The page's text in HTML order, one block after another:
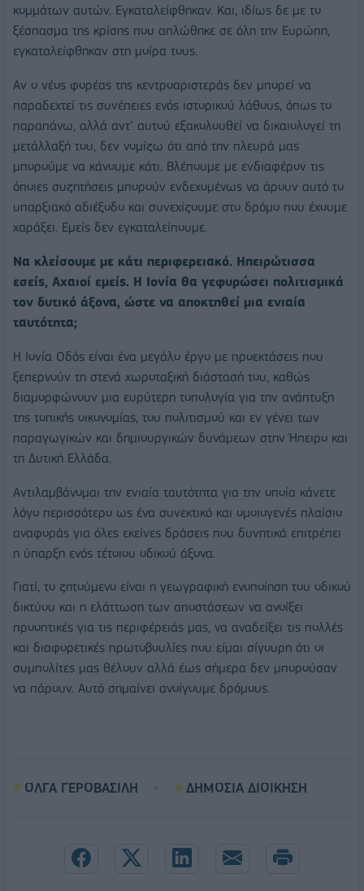
κομμάτων αυτών. Εγκαταλείφθηκαν. Και, ιδίως δε με το
ξέσπασμα της κρίσης που απλώθηκε σε όλη την Ευρώπη,
εγκαταλείφθηκαν στη μοίρα τους.
Αν ο νέος φορέας της κεντροαριστεράς δεν μπορεί να
παραδεχτεί τις συνέπειες ενός ιστορικού λάθους, όπως το
παραπάνω, αλλά αντ’ αυτού εξακολουθεί να δικαιολογεί τη
μετάλλαξή του, δεν νομίζω ότι από την πλευρά μας
μπορούμε να κάνουμε κάτι. Βλέπουμε με ενδιαφέρον τις
όποιες συζητήσεις μπορούν ενδεχομένως να άρουν αυτό το
υπαρξιακό αδιέξοδο και συνεχίζουμε στο δρόμο που έχουμε
χαράξει. Εμείς δεν εγκαταλείπουμε.
Να κλείσουμε με κάτι περιφερειακό. Ηπειρώτισσα
εσείς, Αχαιοί εμείς. Η Ιονία θα γεφυρώσει πολιτισμικά
τον δυτικό άξονα, ώστε να αποκτηθεί μια ενιαία
ταυτότητα;
Η Ιονία Οδός είναι ένα μεγάλο έργο με προεκτάσεις που
ξεπερνούν τη στενά χωροταξική διάστασή του, καθώς
διαμορφώνουν μια ευρύτερη τοπολογία για την ανάπτυξη
της τοπικής οικονομίας, του πολιτισμού και εν γένει των
παραγωγικών και δημιουργικών δυνάμεων στην Ήπειρο και
τη Δυτική Ελλάδα.
Αντιλαμβάνομαι την ενιαία ταυτότητα για την οποία κάνετε
λόγο περισσότερο ως ένα συνεκτικό και ομοιογενές πλαίσιο
αναφοράς για όλες εκείνες δράσεις που δυνητικά επιτρέπει
η ύπαρξη ενός τέτοιου οδικού άξονα.
Γιατί, το ζητούμενο είναι η γεωγραφική ενοποίηση του οδικού
δικτύου και η ελάττωση των αποστάσεων να ανοίξει
προοπτικές για τις περιφέρειάς μας, να αναδείξει τις πολλές
και διαφορετικές πρωτοβουλίες που είμαι σίγουρη ότι οι
συμπολίτες μας θέλουν αλλά έως σήμερα δεν μπορούσαν
να πάρουν. Αυτό σημαίνει ανοίγουμε δρόμους.
ΟΛΓΑ ΓΕΡΟΒΑΣΙΛΗ ΔΗΜΟΣΙΑ ΔΙΟΙΚΗΣΗ